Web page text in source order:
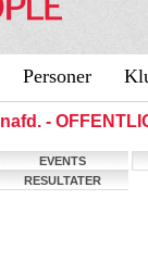
Personer
-
EVENTS
RESULTATER